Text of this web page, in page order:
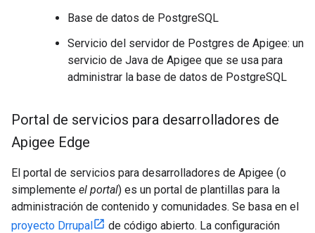
Base de datos de PostgreSQL
Servicio del servidor de Postgres de Apigee: un
servicio de Java de Apigee que se usa para
administrar la base de datos de PostgreSQL
Portal de servicios para desarrolladores de
Apigee Edge
El portal de servicios para desarrolladores de Apigee (o
simplemente el portal) es un portal de plantillas para la
administración de contenido y comunidades. Se basa en el
proyecto Drrupal
de código abierto. La configuración